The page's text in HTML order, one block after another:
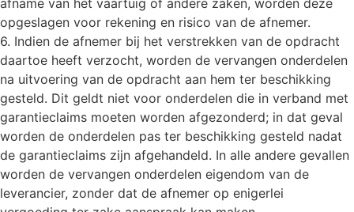
afname van het vaartuig of andere zaken, worden deze
opgeslagen voor rekening en risico van de afnemer.
6. Indien de afnemer bij het verstrekken van de opdracht
daartoe heeft verzocht, worden de vervangen onderdelen
na uitvoering van de opdracht aan hem ter beschikking
gesteld. Dit geldt niet voor onderdelen die in verband met
garantieclaims moeten worden afgezonderd; in dat geval
worden de onderdelen pas ter beschikking gesteld nadat
de garantieclaims zijn afgehandeld. In alle andere gevallen
worden de vervangen onderdelen eigendom van de
leverancier, zonder dat de afnemer op enigerlei